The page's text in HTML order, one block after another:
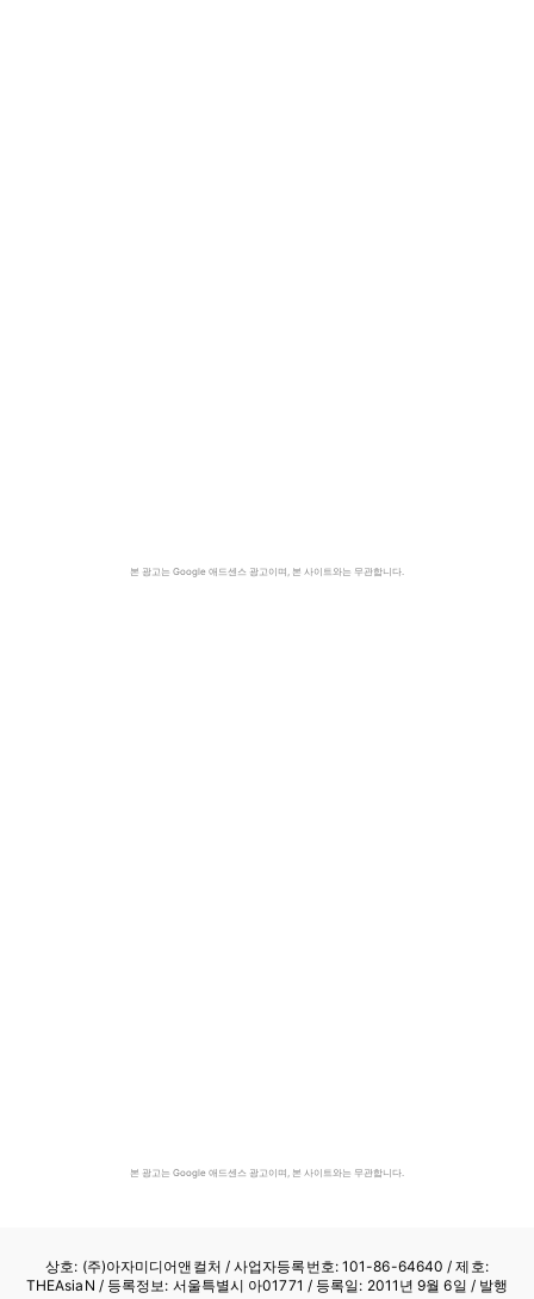
본 광고는 Google 애드센스 광고이며, 본 사이트와는 무관합니다.
본 광고는 Google 애드센스 광고이며, 본 사이트와는 무관합니다.
상호: (주)아자미디어앤컬처 /사업자등록번호: 101-86-64640 / 제호:
THEAsiaN / 등록정보: 서울특별시 아01771 / 등록일: 2011년 9월 6일 / 발행